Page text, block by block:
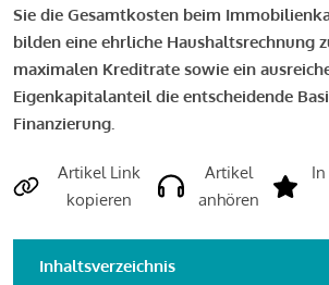
Sie die Gesamtkosten beim
bilden eine ehrliche Haushaltsrechnung
maximalen Kreditrate sowie ein
Eigenkapitalanteil die entscheidende
Finanzierung.
Artikel Link
kopieren
Artikel
anhören
Inhaltsverzeichnis